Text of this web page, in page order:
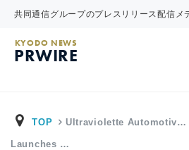
共同通信グループのプレスリリース配信メ
KYODO NEWS
PRWIRE
TOP Ultraviolette Automotiv…
Launches …